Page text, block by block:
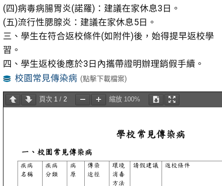
(四)病毒病腸胃炎(諾羅)：建議在家休息3日。
(五)流行性腮腺炎：建議在家休息5日。
三、學生在符合返校條件(如附件)後，始得提早返校學
習。
四、學生返校後應於3日內攜帶證明辦理銷假手續。
校園常見傳染病 (點擊下載檔案)
頁次 1/ 2 縮放 100%